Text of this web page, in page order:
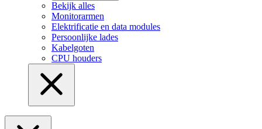
Bekijk alles
Monitorarmen
Elektrificatie en data modules
Persoonlijke lades
Kabelgoten
CPU houders